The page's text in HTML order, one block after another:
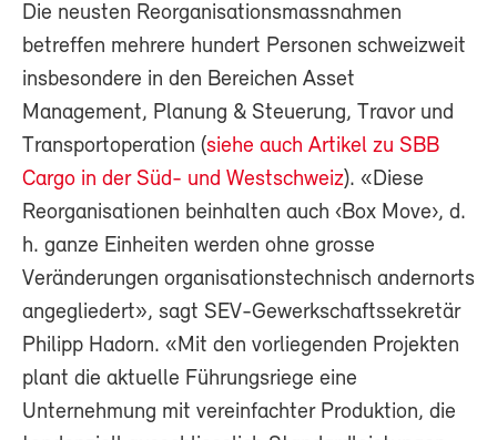
Die neusten Reorganisationsmassnahmen
betreffen mehrere hundert Personen schweizweit
insbesondere in den Bereichen Asset
Management, Planung & Steuerung, Travor und
Transportoperation (siehe auch Artikel zu SBB
Cargo in der Süd- und Westschweiz). «Diese
Reorganisationen beinhalten auch ‹Box Move›, d.
h. ganze Einheiten werden ohne grosse
Veränderungen organisationstechnisch andernorts
angegliedert», sagt SEV-Gewerkschaftssekretär
Philipp Hadorn. «Mit den vorliegenden Projekten
plant die aktuelle Führungsriege eine
Unternehmung mit vereinfachter Produktion, die